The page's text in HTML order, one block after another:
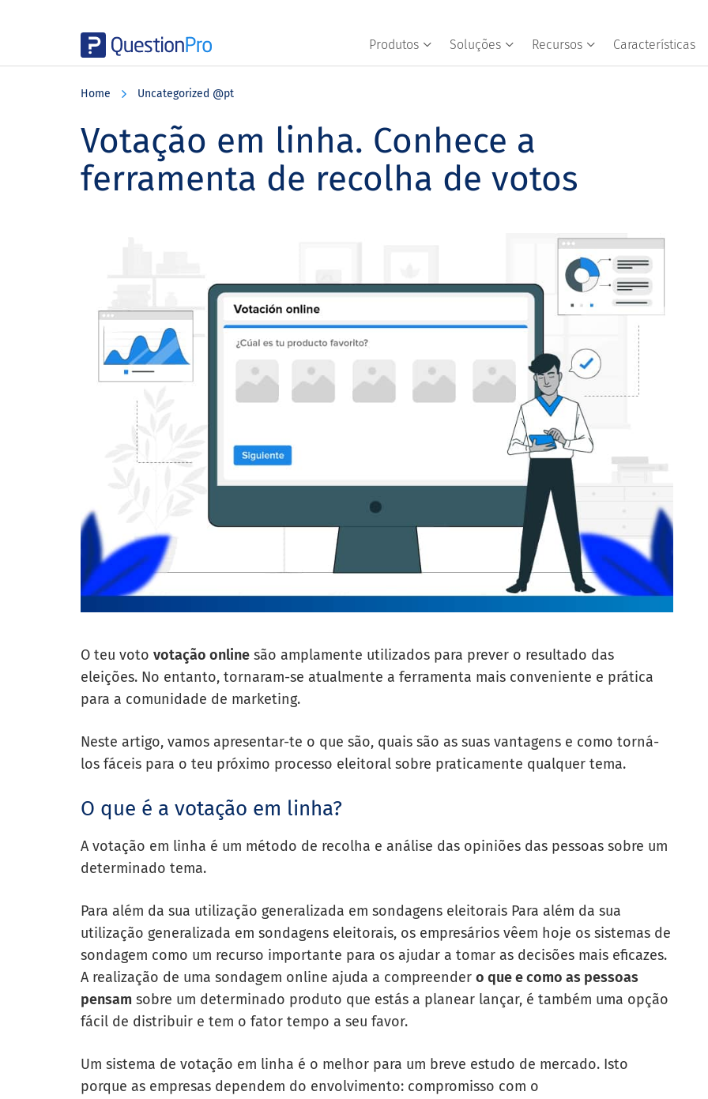
Produtos Soluções Recursos Características
Home Uncategorized @pt
Votação em linha. Conhece a
ferramenta de recolha de votos
O teu voto votação online são amplamente utilizados para prever o resultado das
eleições. No entanto, tornaram-se atualmente a ferramenta mais conveniente e prática
para a comunidade de marketing.
Neste artigo, vamos apresentar-te o que são, quais são as suas vantagens e como torná-
los fáceis para o teu próximo processo eleitoral sobre praticamente qualquer tema.
O que é a votação em linha?
A votação em linha é um método de recolha e análise das opiniões das pessoas sobre um
determinado tema.
Para além da sua utilização generalizada em sondagens eleitorais Para além da sua
utilização generalizada em sondagens eleitorais, os empresários vêem hoje os sistemas de
sondagem como um recurso importante para os ajudar a tomar as decisões mais eficazes.
A realização de uma sondagem online ajuda a compreender o que e como as pessoas
pensam sobre um determinado produto que estás a planear lançar, é também uma opção
fácil de distribuir e tem o fator tempo a seu favor.
Um sistema de votação em linha é o melhor para um breve estudo de mercado. Isto
porque as empresas dependem do envolvimento: compromisso com o